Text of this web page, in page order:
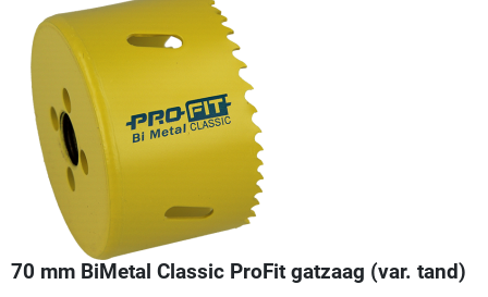
70 mm BiMetal Classic ProFit gatzaag (var. tand)